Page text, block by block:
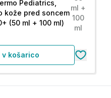
Pediatrics,
kože pred soncem
(50 ml + 100 ml)
ml +
100
ml
v košarico